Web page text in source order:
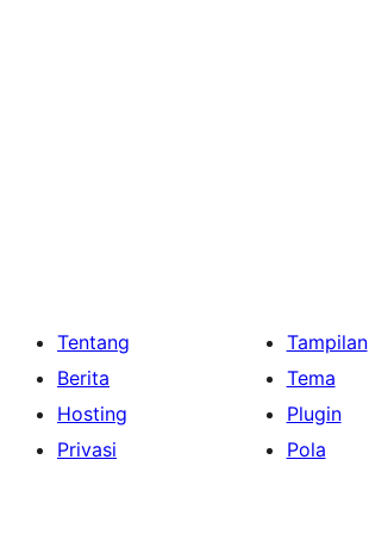
Tentang
Berita
Hosting
Privasi
Tampilan
Tema
Plugin
Pola